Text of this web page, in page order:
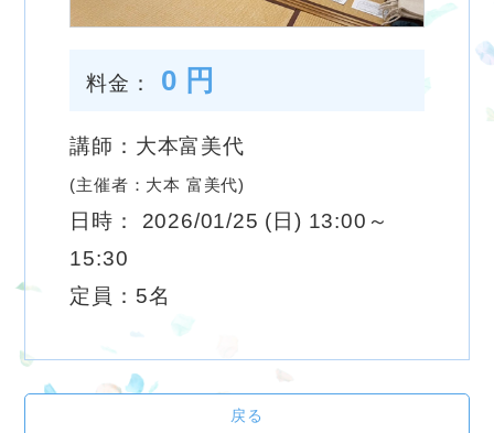
料金： 0 円
講師：大本富美代
(主催者：大本 富美代)
日時： 2026/01/25 (日) 13:00～
15:30
定員：5名
戻る